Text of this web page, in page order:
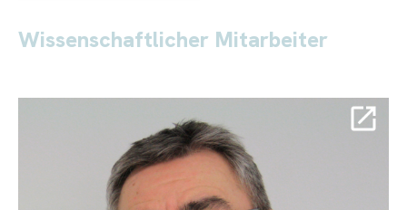
Wissenschaftlicher Mitarbeiter